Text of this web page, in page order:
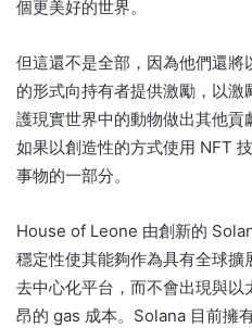
個更美好的世界。
但這還不是全部，因為他們還
的形式向持有者提供激勵，以
護現實世界中的動物做出其他貢
如果以創造性的方式使用 NFT
事物的一部分。
House of Leone 由創新的
穩定性使其能夠作為具有全球
去中心化平台，而不會出現與
昂的 gas 成本。 Solana 目前擁